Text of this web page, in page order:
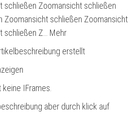
schließen Zoomansicht schließen
Zoomansicht schließen Zoomansicht
schließen Z… Mehr
erstellt
IFrames.
aber durch klick auf